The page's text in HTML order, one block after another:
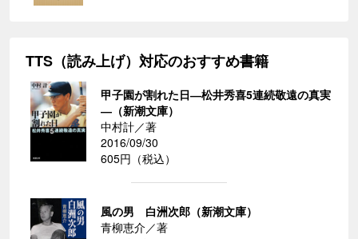
TTS（読み上げ）対応のおすすめ書籍
甲子園が割れた日―松井秀喜5連続敬遠の真実
―（新潮文庫）
中村計／著
2016/09/30
605円（税込）
風の男 白洲次郎（新潮文庫）
青柳恵介／著